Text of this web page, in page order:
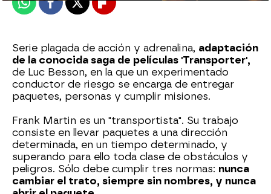
WhatsappFacebook
X Flipboard
Serie plagada de acción y adrenalina, adaptación
de la conocida saga de películas 'Transporter',
de Luc Besson, en la que un experimentado
conductor de riesgo se encarga de entregar
paquetes, personas y cumplir misiones.
Frank Martin es un "transportista". Su trabajo
consiste en llevar paquetes a una dirección
determinada, en un tiempo determinado, y
superando para ello toda clase de obstáculos y
peligros. Sólo debe cumplir tres normas: nunca
cambiar el trato, siempre sin nombres, y nunca